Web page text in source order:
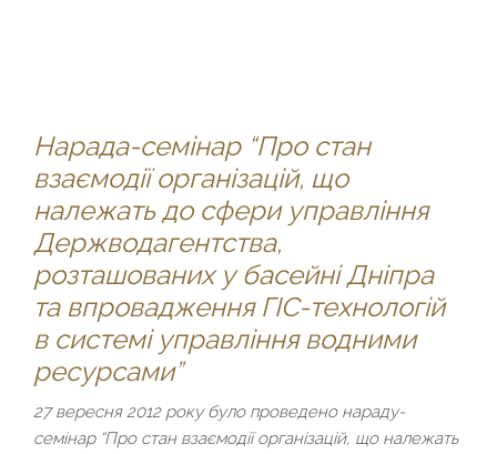
Нарада-семінар “Про стан
взаємодії організацій, що
належать до сфери управління
Держводагентства,
розташованих у басейні Дніпра
та впровадження ГІС-технологій
в системі управління водними
ресурсами”
27 вересня 2012 року було проведено нараду-
семінар “Про стан взаємодії організацій, що належать